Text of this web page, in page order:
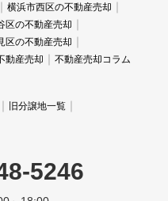
横浜市西区の不動産売却
区の不動産売却
区の不動産売却
動産売却 不動産売却コラム
旧分譲地一覧
5246